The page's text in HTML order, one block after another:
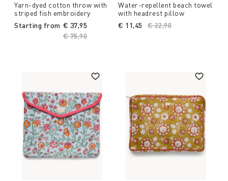
Yarn-dyed cotton throw with
striped fish embroidery
Starting from
Price reduced from
€ 75,90
€ 37,95
Water-repellent beach towel
with headrest pillow
Price reduced from
€ 22,90
€ 11,45